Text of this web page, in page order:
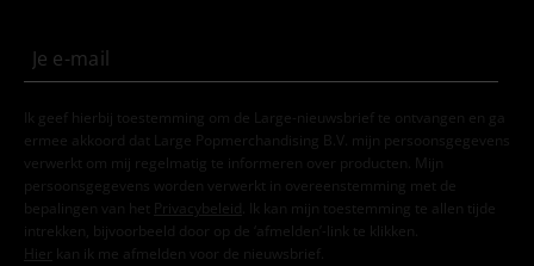
Ik geef hierbij toestemming om de Large-nieuwsbrief te ontvangen en ga
ermee akkoord dat Large Popmerchandising B.V. mijn persoonsgegevens
verwerkt om mij regelmatig te informeren over producten. Mijn
persoonsgegevens worden verwerkt in overeenstemming met de
bepalingen van het
Privacybeleid . Ik kan mijn toestemming te allen tijde
intrekken, bijvoorbeeld door op de ‘afmelden’-link te klikken.
Hier kan ik me afmelden voor de nieuwsbrief.